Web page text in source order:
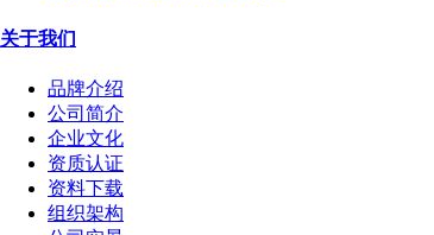
关于我们
品牌介绍
公司简介
企业文化
资质认证
资料下载
组织架构